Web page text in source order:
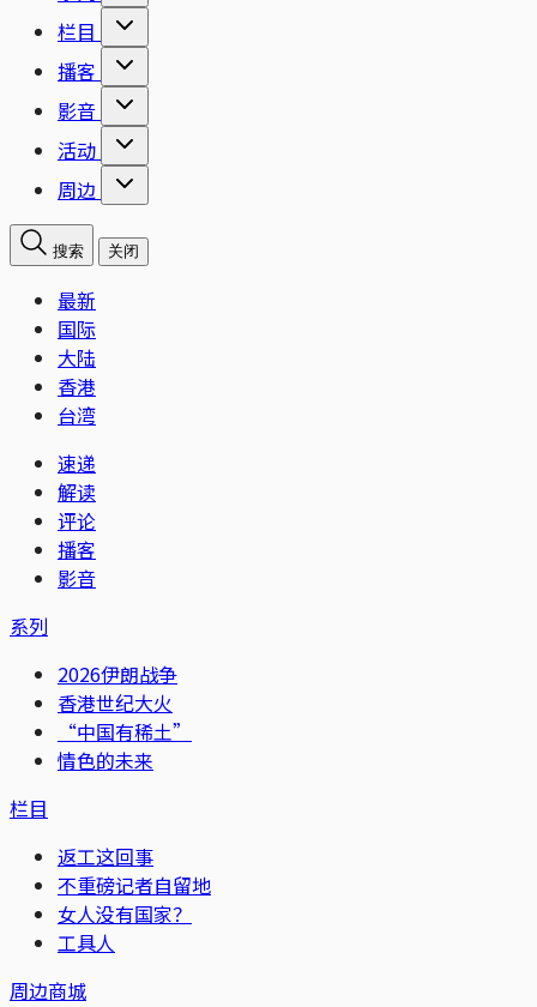
栏目
播客
影音
活动
周边
搜索 关闭
最新
国际
大陆
香港
台湾
速递
解读
评论
播客
影音
系列
2026伊朗战争
香港世纪大火
“中国有稀土”
情色的未来
栏目
返工这回事
不重磅记者自留地
女人没有国家？
工具人
周边商城